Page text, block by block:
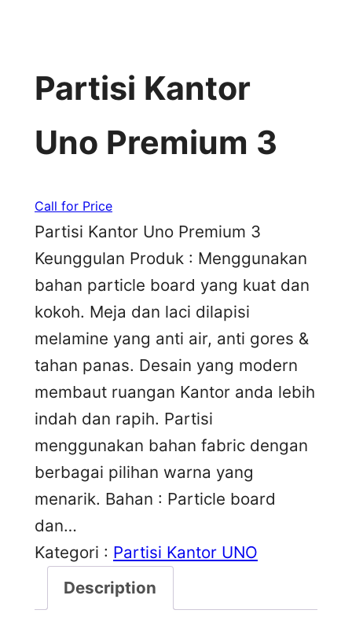
Partisi Kantor
Uno Premium 3
Call for Price
Partisi Kantor Uno Premium 3
Keunggulan Produk : Menggunakan
bahan particle board yang kuat dan
kokoh. Meja dan laci dilapisi
melamine yang anti air, anti gores &
tahan panas. Desain yang modern
membaut ruangan Kantor anda lebih
indah dan rapih. Partisi
menggunakan bahan fabric dengan
berbagai pilihan warna yang
menarik. Bahan : Particle board
dan…
Kategori : Partisi Kantor UNO
Description